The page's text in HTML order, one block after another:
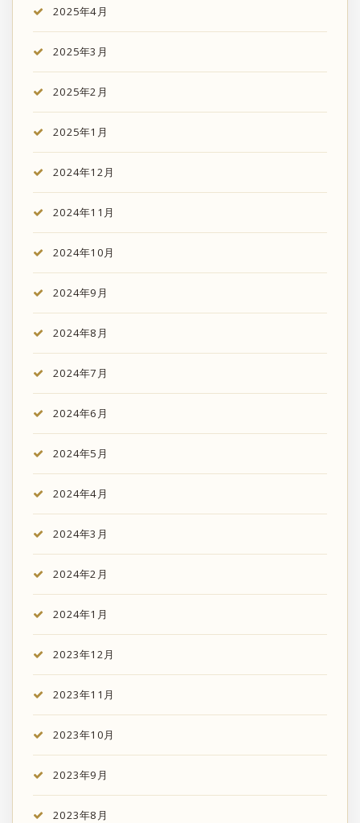
2025年4月
2025年3月
2025年2月
2025年1月
2024年12月
2024年11月
2024年10月
2024年9月
2024年8月
2024年7月
2024年6月
2024年5月
2024年4月
2024年3月
2024年2月
2024年1月
2023年12月
2023年11月
2023年10月
2023年9月
2023年8月